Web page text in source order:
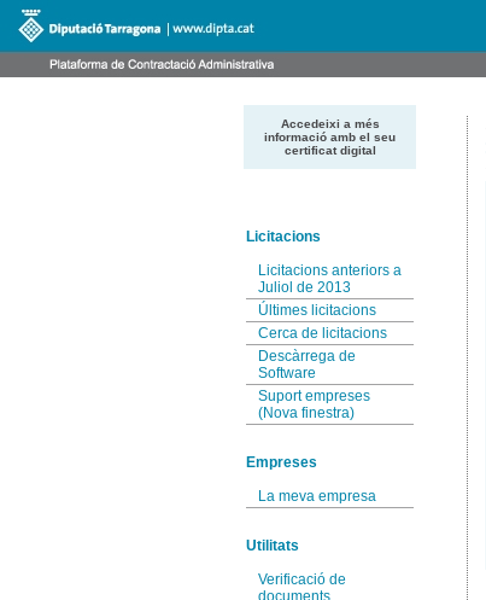
Accedeixi a més
informació amb el seu
certificat digital
Licitacions
Licitacions anteriors a
Juliol de 2013
Últimes licitacions
Cerca de licitacions
Descàrrega de
Software
Suport empreses
(Nova finestra)
Empreses
La meva empresa
Utilitats
Verificació de
documents